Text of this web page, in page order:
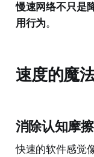
慢速网络不只是
用行为。
速度的魔
消除认知摩擦
快速的软件感觉